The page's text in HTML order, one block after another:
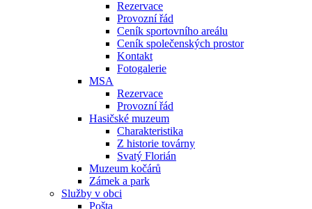
Rezervace
Provozní řád
Ceník sportovního areálu
Ceník společenských prostor
Kontakt
Fotogalerie
MSA
Rezervace
Provozní řád
Hasičské muzeum
Charakteristika
Z historie továrny
Svatý Florián
Muzeum kočárů
Zámek a park
Služby v obci
Pošta